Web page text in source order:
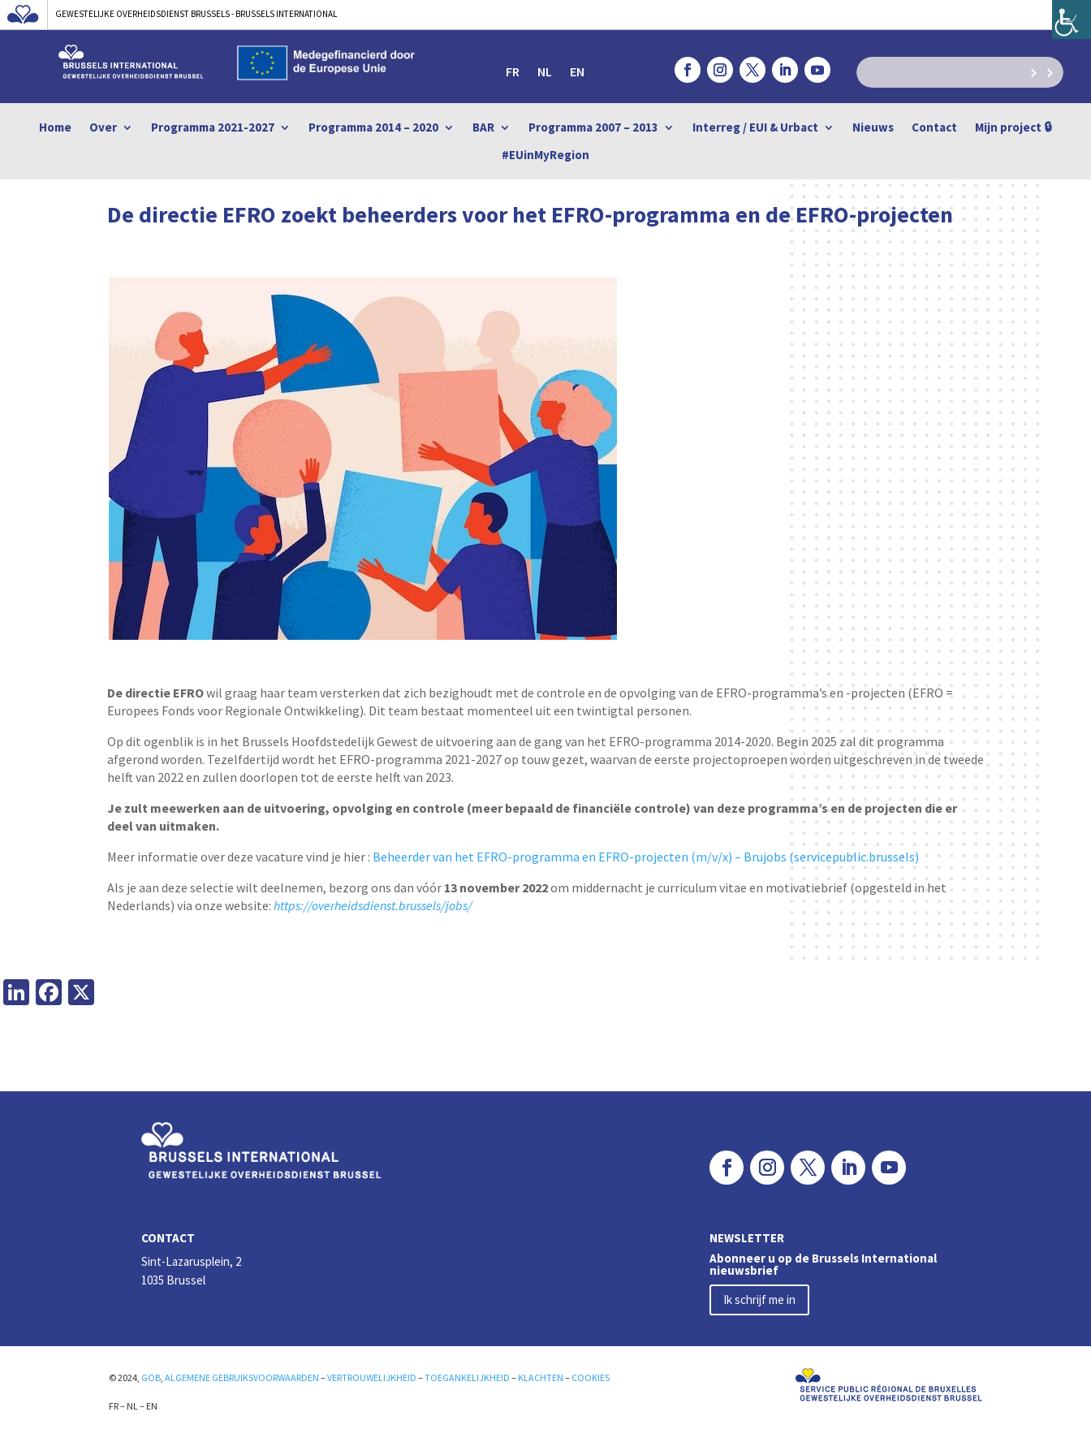
GEWESTELIJKE OVERHEIDSDIENST BRUSSELS - BRUSSELS INTERNATIONAL
FR NL EN
Home Over Programma 2021-2027 Programma 2014 – 2020 BAR Programma 2007 – 2013 Interreg / EUI & Urbact Nieuws Contact
Mijn project 🔒
#EUinMyRegion
De directie EFRO zoekt beheerders voor het EFRO-programma en de EFRO-projecten
De directie EFROwil graag haar team versterken dat zich bezighoudt met de controle en de opvolging van de EFRO-programma’s en -projecten (EFRO =
Europees Fonds voor Regionale Ontwikkeling). Dit team bestaat momenteel uit een twintigtal personen.
Op dit ogenblik is in het Brussels Hoofdstedelijk Gewest de uitvoering aan de gang van het EFRO-programma 2014-2020. Begin 2025 zal dit programma
afgerond worden. Tezelfdertijd wordt het EFRO-programma 2021-2027 op touw gezet, waarvan de eerste projectoproepen worden uitgeschreven in de tweede
helft van 2022 en zullen doorlopen tot de eerste helft van 2023.
Je zult meewerken aan de uitvoering, opvolging en controle (meer bepaald de financiële controle) van deze programma’s en de projecten die er
deel van uitmaken.
Meer informatie over deze vacature vind je hier : Beheerder van het EFRO-programma en EFRO-projecten (m/v/x) – Brujobs (servicepublic.brussels)
Als je aan deze selectie wilt deelnemen, bezorg ons dan vóór 13 november 2022om middernacht je curriculum vitae en motivatiebrief (opgesteld in het
Nederlands) via onze website: https://overheidsdienst.brussels/jobs/
Li
n
Fa
o
CONTACT
Sint-Lazarusplein, 2
1035 Brussel
NEWSLETTER
Abonneer u op de Brussels International
nieuwsbrief
Ik schrijf me in
© 2024, GOB,ALGEMENE GEBRUIKSVOORWAARDEN –VERTROUWELIJKHEID –TOEGANKELIJKHEID – KLACHTEN – COOKIES
FR– NL– EN